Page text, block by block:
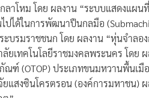
ลาโหม โดย ผลงาน “ระบบแสดงแผ
ปได้ในการพัฒนาปืนกลมือ
บรมราชชนก โดย ผลงาน “หุ่นจำลอ
ยเทคโนโลยีราชมงคลพระนคร โด
ฑ์ (OTOP) ประเภทขนมหวานพื้นเมื
แสงซินโครตรอน (องค์การมหาชน)